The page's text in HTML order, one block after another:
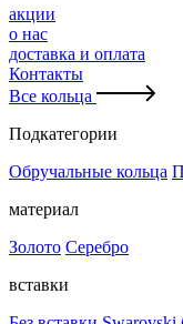
акции
о нас
доставка и оплата
Контакты
Все кольца
Подкатегории
Обручальные кольца
материал
Золото Серебро
вставки